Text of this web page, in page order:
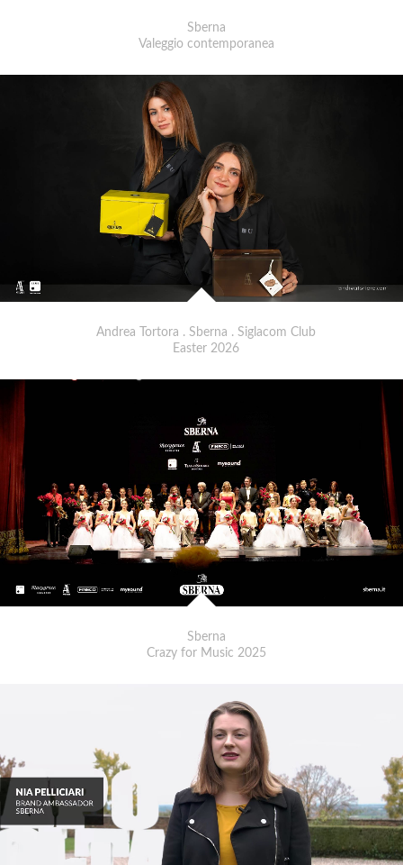
Sberna
Valeggio contemporanea
Andrea Tortora . Sberna . Siglacom Club
Easter 2026
Sberna
Crazy for Music 2025